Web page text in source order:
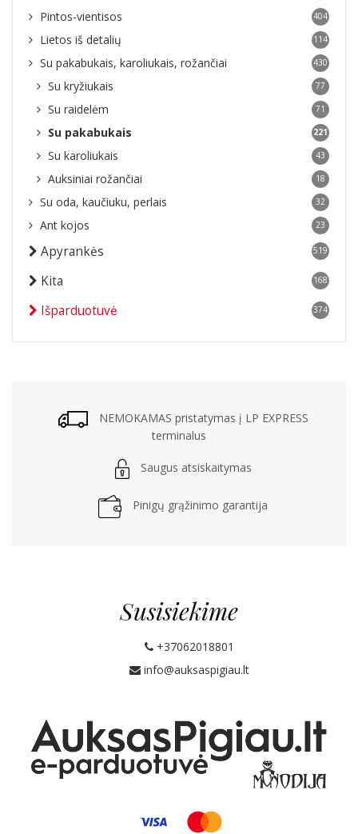
Pintos-vientisos 404
Lietos iš detalių 114
Su pakabukais, karoliukais, rožančiai 430
Su kryžiukais 77
Su raidelėm 71
Su pakabukais 221
Su karoliukais 43
Auksiniai rožančiai 18
Su oda, kaučiuku, perlais 32
Ant kojos 23
Apyrankės 519
Kita 168
Išparduotuvė 374
NEMOKAMAS pristatymas į LP EXPRESS
terminalus
Saugus atsiskaitymas
Pinigų grąžinimo garantija
Susisiekime
+37062018801
info@auksaspigiau.lt